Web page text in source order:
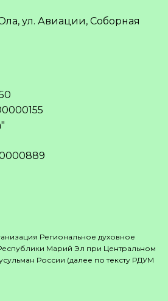
ул. Авиации, Соборная
Региональное духовное
Марий Эл при Центральном
России (далее по тексту РДУМ